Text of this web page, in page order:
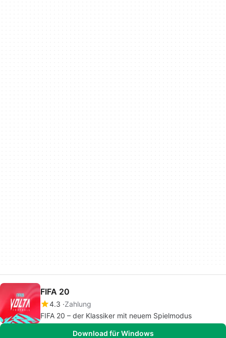
FIFA 20
4.3 Zahlung
FIFA 20 – der Klassiker mit neuem Spielmodus
Download für Windows